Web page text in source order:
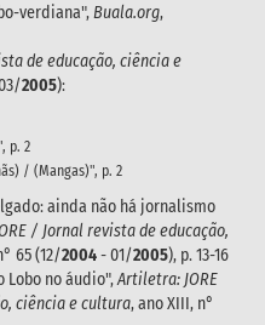
verdiana",Buala.org,
de educação, ciência e
2005):
p. 2
/ (Mangas)", p. 2
ainda não há jornalismo
/ Jornal revista de educação,
65 (12/2004- 01/2005), p. 13-16
Lobo no áudio",Artiletra: JORE
ciência e cultura, ano XIII, n°